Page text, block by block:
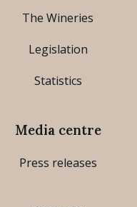
The Wineries
Legislation
Statistics
Media centre
Press releases